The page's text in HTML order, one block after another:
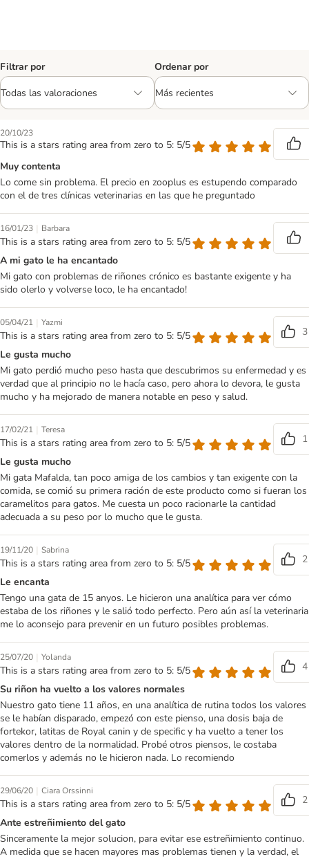
Filtrar por Ordenar por
20/10/23
This is a stars rating area from zero to 5: 5/5
Muy contenta
Lo come sin problema. El precio en zooplus es estupendo comparado
con el de tres clínicas veterinarias en las que he preguntado
16/01/23 | Barbara
This is a stars rating area from zero to 5: 5/5
A mi gato le ha encantado
Mi gato con problemas de riñones crónico es bastante exigente y ha
sido olerlo y volverse loco, le ha encantado!
05/04/21 | Yazmi
This is a stars rating area from zero to 5: 5/5
3
Le gusta mucho
Mi gato perdió mucho peso hasta que descubrimos su enfermedad y es
verdad que al principio no le hacía caso, pero ahora lo devora, le gusta
mucho y ha mejorado de manera notable en peso y salud.
17/02/21 | Teresa
This is a stars rating area from zero to 5: 5/5
1
Le gusta mucho
Mi gata Mafalda, tan poco amiga de los cambios y tan exigente con la
comida, se comió su primera ración de este producto como si fueran los
caramelitos para gatos. Me cuesta un poco racionarle la cantidad
adecuada a su peso por lo mucho que le gusta.
19/11/20 | Sabrina
This is a stars rating area from zero to 5: 5/5
2
Le encanta
Tengo una gata de 15 anyos. Le hicieron una analítica para ver cómo
estaba de los riñones y le salió todo perfecto. Pero aún así la veterinaria
me lo aconsejo para prevenir en un futuro posibles problemas.
25/07/20 | Yolanda
This is a stars rating area from zero to 5: 5/5
4
Su riñon ha vuelto a los valores normales
Nuestro gato tiene 11 años, en una analítica de rutina todos los valores
se le habían disparado, empezó con este pienso, una dosis baja de
fortekor, latitas de Royal canin y de specific y ha vuelto a tener los
valores dentro de la normalidad. Probé otros piensos, le costaba
comerlos y además no le hicieron nada. Lo recomiendo
29/06/20 | Ciara Orssinni
This is a stars rating area from zero to 5: 5/5
2
Ante estreñimiento del gato
Sinceramente la mejor solucion, para evitar ese estreñimiento continuo.
A medida que se hacen mayores mas problemas tienen y la verdad, el